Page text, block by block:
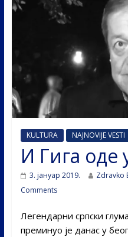
KULTURA NAJNOVIJE VESTI
И Гига оде
3. јануар 2019. Zdravko
Comments
Легендарни српски
преминуо је данас у